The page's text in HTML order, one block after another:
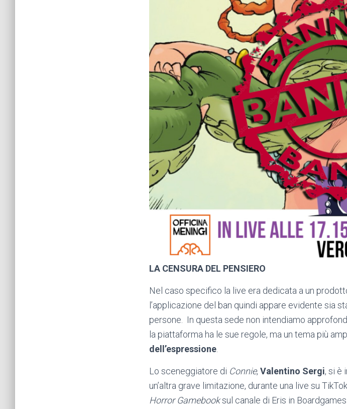
LA CENSURA DEL PENSIERO
Nel caso specifico la live era dedicata a un
l’applicazione del ban quindi appare evidente sia
persone. In questa sede non intendiamo
la piattaforma ha le sue regole, ma un tema più
dell’espressione
Lo sceneggiatore di Connie, Valentino Sergi, si è
un’altra grave limitazione, durante una live su
Horror Gamebooksul canale di Eris in